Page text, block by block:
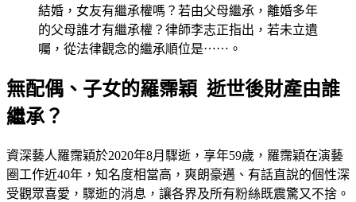
結婚，女友有繼承權嗎？若由父母繼承，離婚多年
的父母誰才有繼承權？律師李志正指出，若未立遺
囑，從法律觀念的繼承順位是⋯⋯。
無配偶、子女的羅霈穎 逝世後財產由誰
繼承？
資深藝人羅霈穎於2020年8月驟逝，享年59歲，羅霈穎在演藝
圈工作近40年，知名度相當高，爽朗豪邁、有話直說的個性深
受觀眾喜愛，驟逝的消息，讓各界及所有粉絲既震驚又不捨。